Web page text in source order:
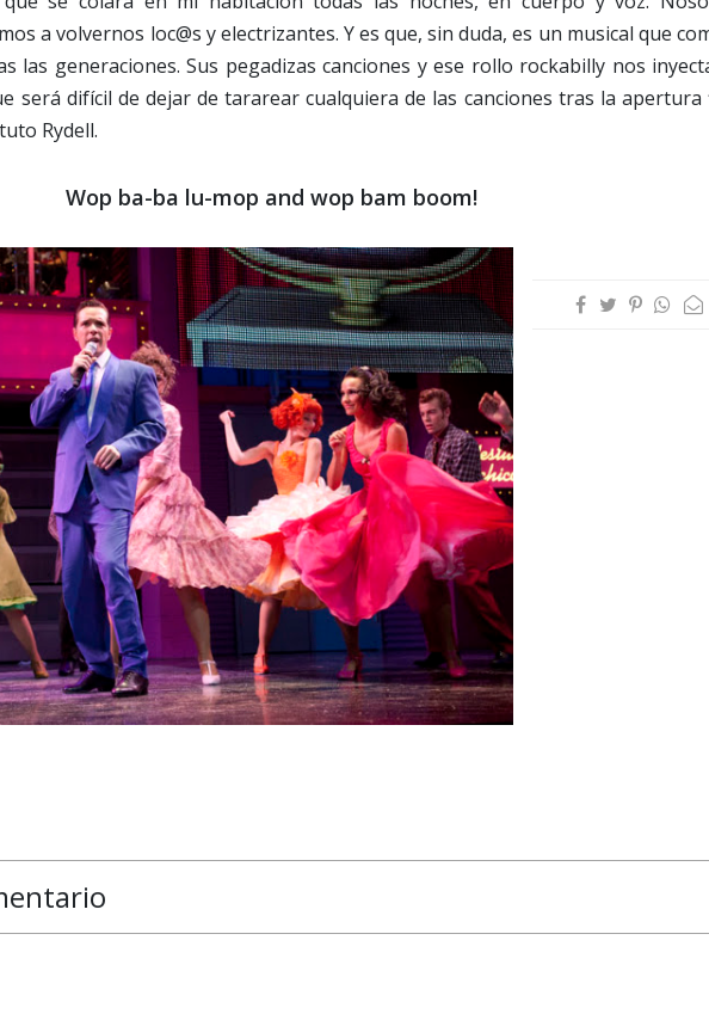
a volvernos loc@s y electrizantes. Y es que, sin duda, es un musical que
las generaciones. Sus pegadizas canciones y ese rollo rockabilly nos
será difícil de dejar de tararear cualquiera de las canciones tras la apertura
Rydell.
Wop ba-ba lu-mop and wop bam boom!